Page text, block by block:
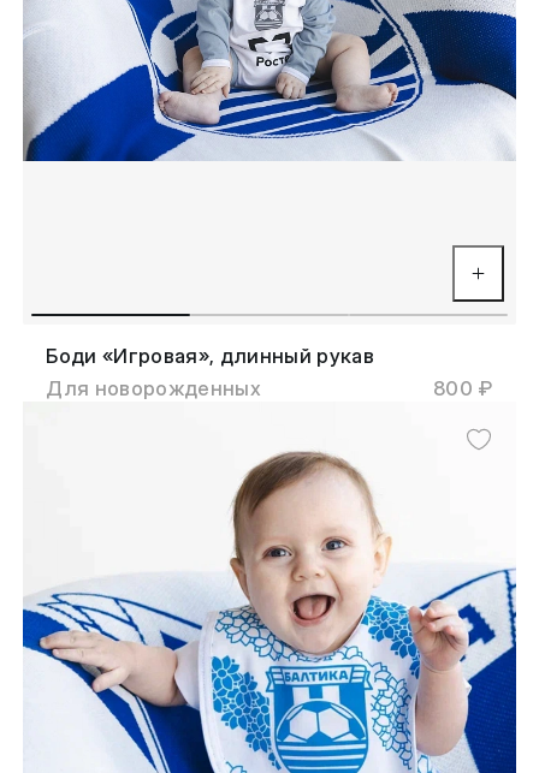
Боди «Игровая», длинный рукав
Для новорожденных
800 ₽